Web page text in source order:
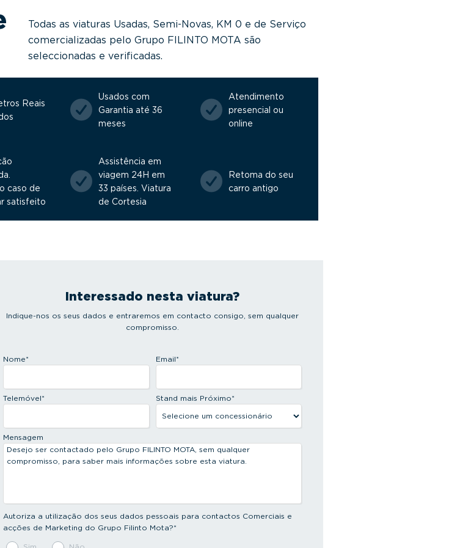
Todas as viaturas Usadas, Semi-Novas, KM 0 e de Serviço
comercializadas pelo Grupo FILINTO MOTA são
seleccionadas e verificadas.
Reais
Usados com
Garantia até 36
meses
Atendimento
presencial ou
online
caso de
satisfeito
Assistência em
viagem 24H em
33 países. Viatura
de Cortesia
Retoma do seu
carro antigo
Interessado nesta viatura?
Indique-nos os seus dados e entraremos em contacto consigo, sem qualquer
compromisso.
Nome* Email*
Telemóvel* Stand mais Próximo*
Mensagem
Autoriza a utilização dos seus dados pessoais para contactos Comerciais e
acções de Marketing do Grupo Filinto Mota?*
Sim Não